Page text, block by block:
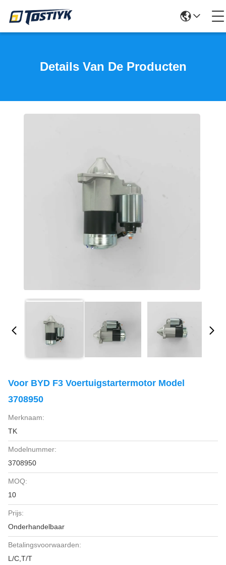
Details Van De Producten
Voor BYD F3 Voertuigstartermotor Model
3708950
Merknaam:
TK
Modelnummer:
3708950
MOQ:
10
Prijs:
Onderhandelbaar
Betalingsvoorwaarden:
L/C,T/T